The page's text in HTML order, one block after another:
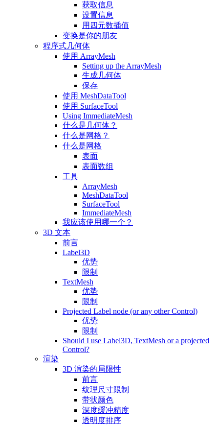
获取信息
设置信息
用四元数插值
变换是你的朋友
程序式几何体
使用 ArrayMesh
Setting up the ArrayMesh
生成几何体
保存
使用 MeshDataTool
使用 SurfaceTool
Using ImmediateMesh
什么是几何体？
什么是网格？
什么是网格
表面
表面数组
工具
ArrayMesh
MeshDataTool
SurfaceTool
ImmediateMesh
我应该使用哪一个？
3D 文本
前言
Label3D
优势
限制
TextMesh
优势
限制
Projected Label node (or any other Control)
优势
限制
Should I use Label3D, TextMesh or a projected
Control?
渲染
3D 渲染的局限性
前言
纹理尺寸限制
带状颜色
深度缓冲精度
透明度排序